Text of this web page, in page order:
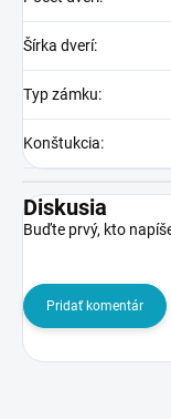
Šírka dverí:
Typ zámku:
Konštukcia:
Diskusia
Buďte prvý, kto
Pridať komentár